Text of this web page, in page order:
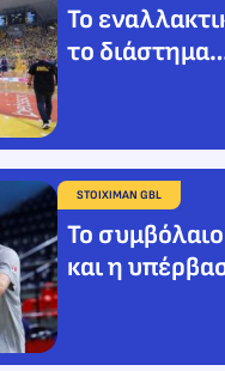
Το
το
STOIXIMAN GBL
Το
και η